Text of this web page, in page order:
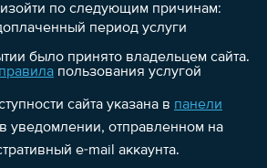
по следующим причинам:
период услуги
было принято владельцем сайта.
правилапользования услугой
сайта указана в панели
уведомлении, отправленном на
e-mail аккаунта.